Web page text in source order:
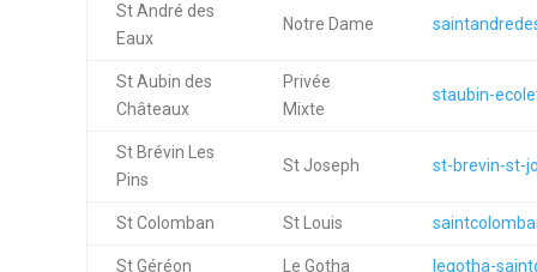
St André des
Eaux
Notre Dame
St Aubin des
Châteaux
Privée
Mixte
staubin-
St Brévin Les
Pins
St Joseph st-brevin-st-
St Colomban St Louis
St Géréon Le Gotha legotha-